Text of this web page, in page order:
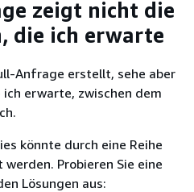
zeigt nicht die
die ich erwarte
Anfrage erstellt, sehe aber
erwarte, zwischen dem
könnte durch eine Reihe
Probieren Sie eine
Lösungen aus: